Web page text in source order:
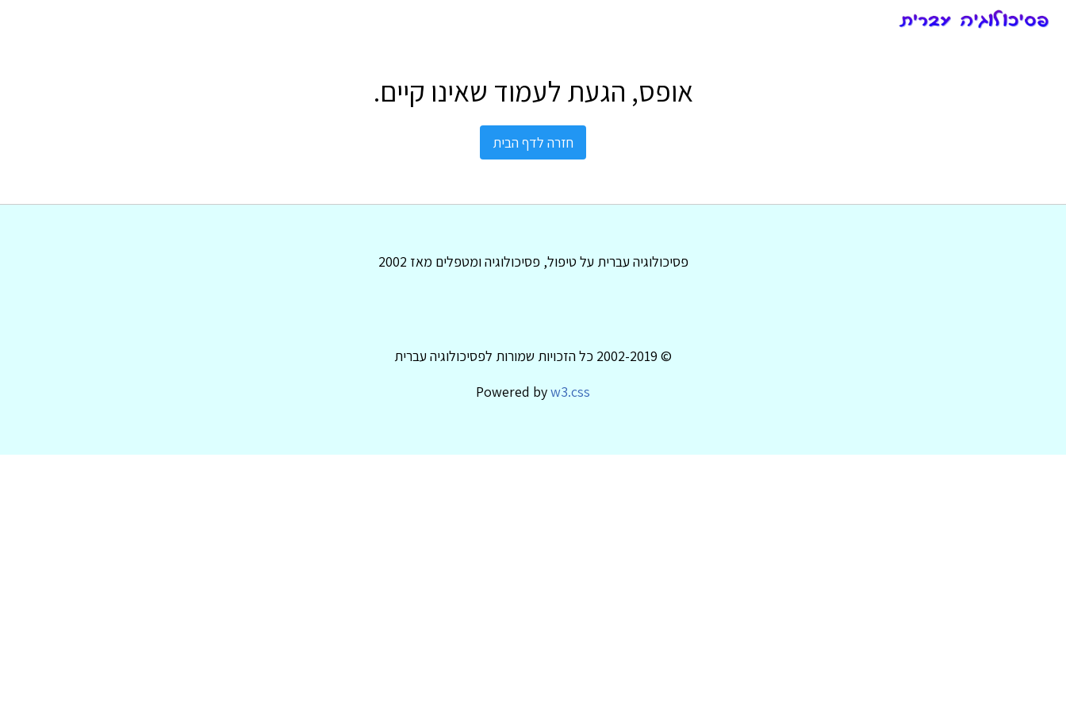
אופס, הגעת לעמוד שאינו קיים.
חזרה לדף הבית
פסיכולוגיה עברית על טיפול, פסיכולוגיה ומטפלים מאז 2002
© 2002-2019 כל הזכויות שמורות לפסיכולוגיה עברית
Powered byw3.css